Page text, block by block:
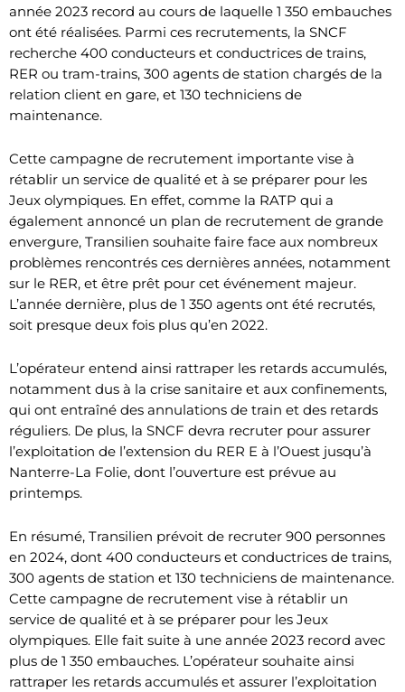
année 2023 record au cours de laquelle 1 350 embauches
ont été réalisées. Parmi ces recrutements, la SNCF
recherche 400 conducteurs et conductrices de trains,
RER ou tram-trains, 300 agents de station chargés de la
relation client en gare, et 130 techniciens de
maintenance.
Cette campagne de recrutement importante vise à
rétablir un service de qualité et à se préparer pour les
Jeux olympiques. En effet, comme la RATP qui a
également annoncé un plan de recrutement de grande
envergure, Transilien souhaite faire face aux nombreux
problèmes rencontrés ces dernières années, notamment
sur le RER, et être prêt pour cet événement majeur.
L’année dernière, plus de 1 350 agents ont été recrutés,
soit presque deux fois plus qu’en 2022.
L’opérateur entend ainsi rattraper les retards accumulés,
notamment dus à la crise sanitaire et aux confinements,
qui ont entraîné des annulations de train et des retards
réguliers. De plus, la SNCF devra recruter pour assurer
l’exploitation de l’extension du RER E à l’Ouest jusqu’à
Nanterre-La Folie, dont l’ouverture est prévue au
printemps.
En résumé, Transilien prévoit de recruter 900 personnes
en 2024, dont 400 conducteurs et conductrices de trains,
300 agents de station et 130 techniciens de maintenance.
Cette campagne de recrutement vise à rétablir un
service de qualité et à se préparer pour les Jeux
olympiques. Elle fait suite à une année 2023 record avec
plus de 1 350 embauches. L’opérateur souhaite ainsi
rattraper les retards accumulés et assurer l’exploitation